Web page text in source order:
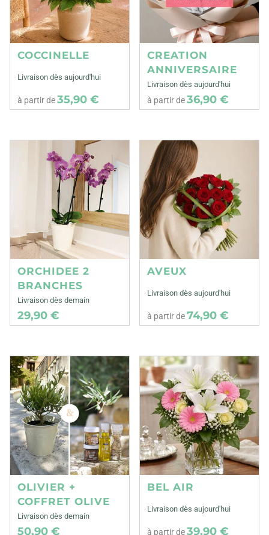
COCCINELLE
Livraison dès aujourd'hui
à partir de35,90 €
CREATION
ANNIVERSAIRE
Livraison dès aujourd'hui
à partir de36,90 €
ORCHIDEE 2
BRANCHES
Livraison dès demain
29,90 €
AVEUX
Livraison dès aujourd'hui
à partir de74,90 €
OLIVIER +
COFFRET OLIVE
Livraison dès demain
50,90 €
BEL AIR
Livraison dès aujourd'hui
à partir de39,90 €